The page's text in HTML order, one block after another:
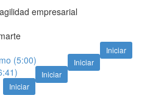
empresarial
Iniciar
Iniciar
(5:00)
Iniciar
Iniciar